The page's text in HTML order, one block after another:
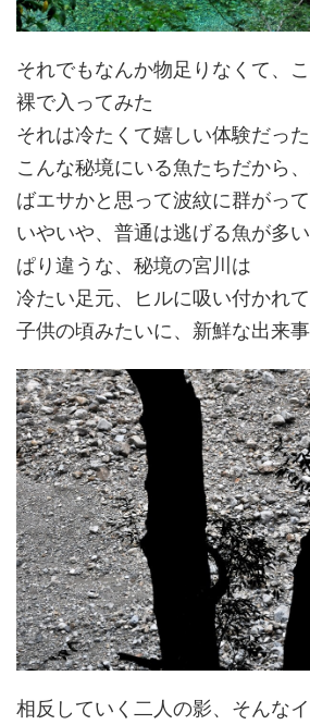
それでもなんか物足りなくて、
裸で入ってみた
それは冷たくて嬉しい体験だった
こんな秘境にいる魚たちだから
ばエサかと思って波紋に群がっ
いやいや、普通は逃げる魚が多
ぱり違うな、秘境の宮川は
冷たい足元、ヒルに吸い付かれ
子供の頃みたいに、新鮮な出来
相反していく二人の影、そんなイ